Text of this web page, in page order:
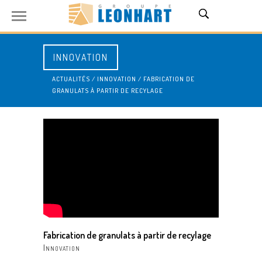
INNOVATION
ACTUALITÉS / INNOVATION / FABRICATION DE
GRANULATS À PARTIR DE RECYLAGE
Fabrication de granulats à partir de recylage
Innovation